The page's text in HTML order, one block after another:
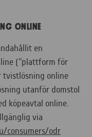
ONLINE
en
(”plattform för
tvistlösning online
utanför domstol
köpeavtal online.
via
consumers/odr